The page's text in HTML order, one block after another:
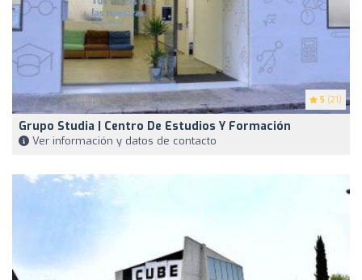
5 (21)
Grupo Studia | Centro De Estudios Y Formación
Ver información y datos de contacto